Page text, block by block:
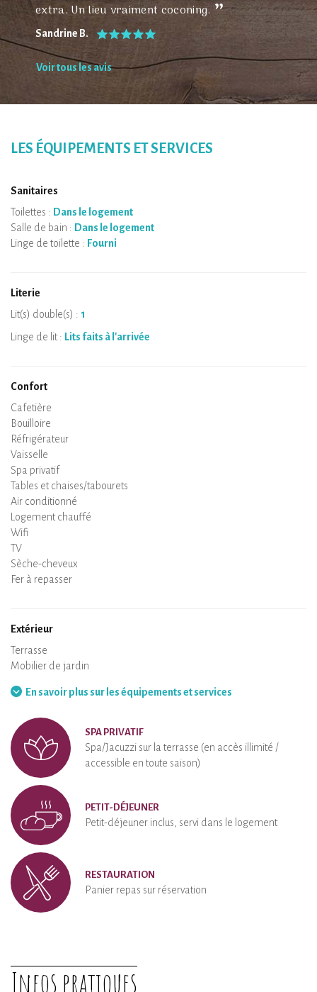
extra. Un lieu vraiment coconing.
Sandrine B.
Voir tous les avis
LES ÉQUIPEMENTS ET SERVICES
Sanitaires
Toilettes : Dans le logement
Salle de bain : Dans le logement
Linge de toilette : Fourni
Literie
Lit(s) double(s) : 1
Linge de lit : Lits faits à l'arrivée
Confort
Micro-ondes
Cafetière
Bouilloire
Plaque de cuisson
Four
Réfrigérateur
Vaisselle
Lave-vaisselle
Chaise bébé
Spa privatif
Sauna privatif
Tables et chaises/tabourets
Air conditionné
Logement chauffé
Poêle à bois
Cheminée
Wifi
TV
Sèche-cheveux
Fer à repasser
Extérieur
Terrasse
Mobilier de jardin
En savoir plus sur les équipements et services
SPA PRIVATIF
Spa/Jacuzzi sur la terrasse (en accès illimité /
accessible en toute saison)
PETIT-DÉJEUNER
Petit-déjeuner inclus, servi dans le logement
RESTAURATION
Panier repas sur réservation
Infos pratiques